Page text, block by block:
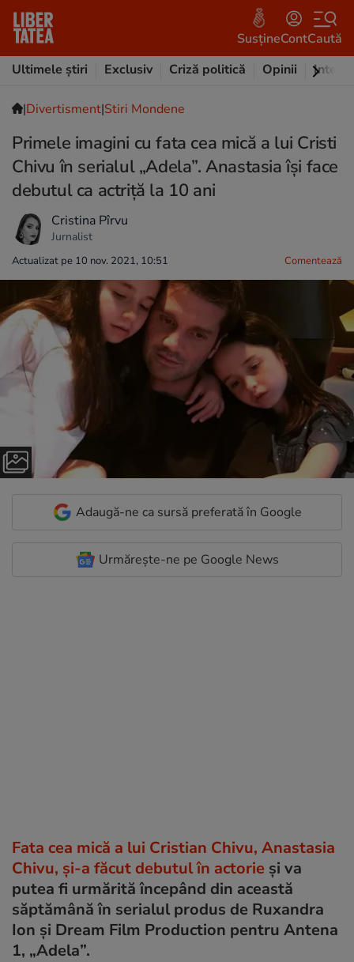
SusțineContCaută
Ultimele știri
Exclusiv Criză politică Opinii
|Divertisment|Stiri Mondene
Primele imagini cu fata cea mică a lui Cristi
Chivu în serialul „Adela”. Anastasia își face
debutul ca actriță la 10 ani
Cristina Pîrvu
Jurnalist
Actualizat pe 10 nov. 2021, 10:51 Comentează
Adaugă-ne ca sursă preferată în Google
Urmărește-ne pe Google News
Fata cea mică a lui Cristian Chivu, Anastasia
Chivu, şi-a făcut debutul în actorie şi va
putea fi urmărită începând din această
săptămână în serialul produs de Ruxandra
Ion şi Dream Film Production pentru Antena
1, „Adela”.